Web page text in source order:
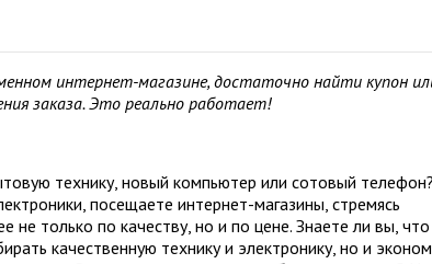
интернет-магазине, достаточно найти купон
заказа. Это реально работает!
технику, новый компьютер или сотовый телефон?
посещаете интернет-магазины, стремясь
только по качеству, но и по цене. Знаете ли вы, что
качественную технику и электронику, но и